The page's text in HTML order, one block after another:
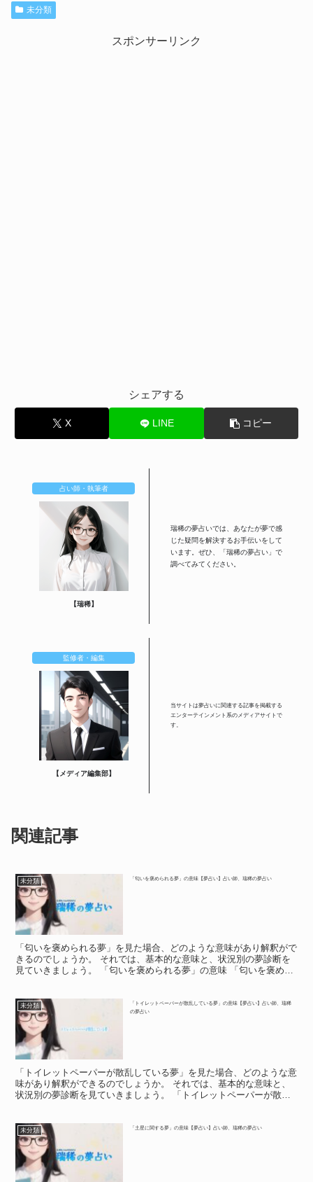
未分類
スポンサーリンク
シェアする
X LINE コピー
占い師・執筆者
【瑞稀】
瑞稀の夢占いでは、あなたが夢で感
じた疑問を解決するお手伝いをして
います。ぜひ、「瑞稀の夢占い」で
調べてみてください。
監修者・編集
【メディア編集部】
当サイトは夢占いに関連する記事を掲載する
エンターテインメント系のメディアサイトで
す。
関連記事
未分類 「匂いを褒められる夢」の意味【夢占い】占い師、瑞稀の夢占い
「匂いを褒められる夢」を見た場合、どのような意味があり解釈がで
きるのでしょうか。 それでは、基本的な意味と、状況別の夢診断を
見ていきましょう。 「匂いを褒められる夢」の意味 「匂いを褒めら
未分類
「トイレットペーパーが散乱している夢」の意味【夢占い】占い師、瑞稀
の夢占い
「トイレットペーパーが散乱している夢」を見た場合、どのような意
味があり解釈ができるのでしょうか。 それでは、基本的な意味と、
状況別の夢診断を見ていきましょう。 「トイレットペーパーが散乱
未分類 「土星に関する夢」の意味【夢占い】占い師、瑞稀の夢占い